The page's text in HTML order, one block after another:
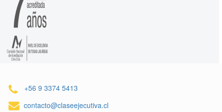
+56 9 3374 5413
contacto@claseejecutiva.cl